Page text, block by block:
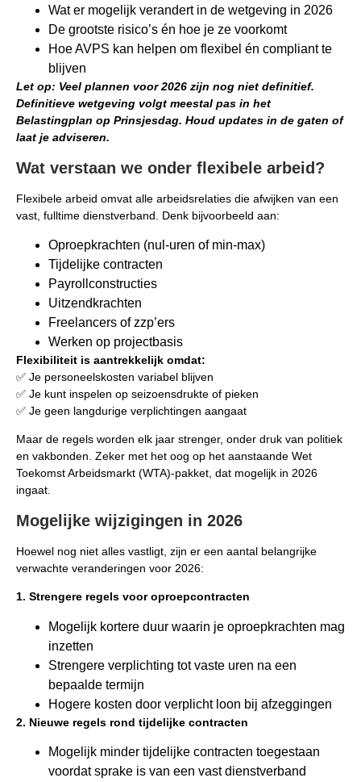
Wat er mogelijk verandert in de wetgeving in 2026
De grootste risico’s én hoe je ze voorkomt
Hoe AVPS kan helpen om flexibel én compliant te
blijven
Let op: Veel plannen voor 2026 zijn nog niet definitief.
Definitieve wetgeving volgt meestal pas in het
Belastingplan op Prinsjesdag. Houd updates in de gaten of
laat je adviseren.
Wat verstaan we onder flexibele arbeid?
Flexibele arbeid omvat alle arbeidsrelaties die afwijken van een
vast, fulltime dienstverband. Denk bijvoorbeeld aan:
Oproepkrachten (nul-uren of min-max)
Tijdelijke contracten
Payrollconstructies
Uitzendkrachten
Freelancers of zzp’ers
Werken op projectbasis
Flexibiliteit is aantrekkelijk omdat:
✅ Je personeelskosten variabel blijven
✅ Je kunt inspelen op seizoensdrukte of pieken
✅ Je geen langdurige verplichtingen aangaat
Maar de regels worden elk jaar strenger, onder druk van politiek
en vakbonden. Zeker met het oog op het aanstaande Wet
Toekomst Arbeidsmarkt (WTA)-pakket, dat mogelijk in 2026
ingaat.
Mogelijke wijzigingen in 2026
Hoewel nog niet alles vastligt, zijn er een aantal belangrijke
verwachte veranderingen voor 2026:
1. Strengere regels voor oproepcontracten
Mogelijk kortere duur waarin je oproepkrachten mag
inzetten
Strengere verplichting tot vaste uren na een
bepaalde termijn
Hogere kosten door verplicht loon bij afzeggingen
2. Nieuwe regels rond tijdelijke contracten
Mogelijk minder tijdelijke contracten toegestaan
voordat sprake is van een vast dienstverband